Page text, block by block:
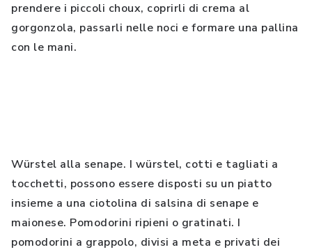
prendere i piccoli choux, coprirli di crema al
gorgonzola, passarli nelle noci e formare una pallina
con le mani.
Würstel alla senape. I würstel, cotti e tagliati a
tocchetti, possono essere disposti su un piatto
insieme a una ciotolina di salsina di senape e
maionese. Pomodorini ripieni o gratinati. I
pomodorini a grappolo, divisi a meta e privati dei